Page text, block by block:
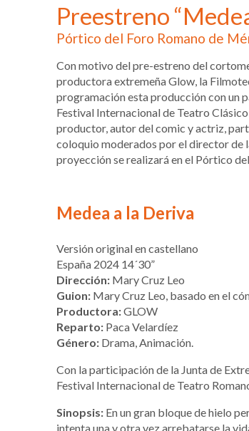
Preestreno
Pórtico del Foro Romano de
Con motivo del pre-estreno del
productora extremeña Glow, la
programación esta producción con un
Festival Internacional de Teatro
productor, autor del comic y actriz,
coloquio moderados por el director de
proyección se realizará en el Pórtico
Medea a la Deriva
Versión original en castellano
España 2024 14´30”
Dirección: Mary Cruz Leo
Guion: Mary Cruz Leo, basado en el
Productora:GLOW
Reparto: Paca Velardíez
Género: Drama, Animación.
Con la participación de la Junta de
Festival Internacional de Teatro
Sinopsis: En un gran bloque de hielo
intenta una y otra vez arrebatarse la